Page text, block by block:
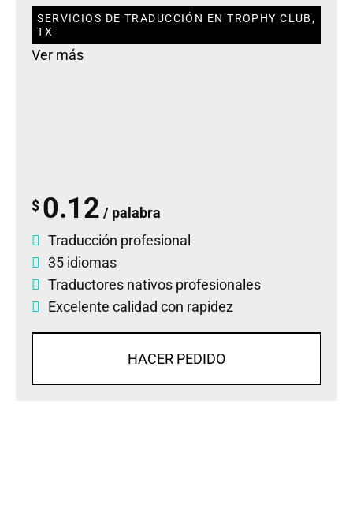
SERVICIOS DE TRADUCCIÓN EN TROPHY CLUB,
TX
Ver más
$ 0.12 / palabra
Traducción profesional
35 idiomas
Traductores nativos profesionales
Excelente calidad con rapidez
HACER PEDIDO